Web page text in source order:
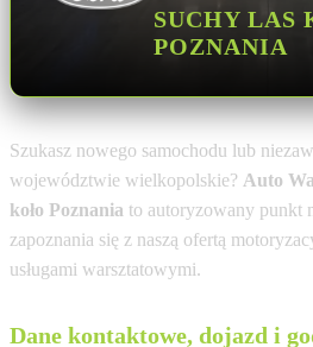
SUCHY LAS
POZNANIA
Szukasz nowego samochodu lub
województwie wielkopolskie? Auto
koło Poznania to autoryzowany punkt
zapoznania się z naszą ofertą
usługami warsztatowymi.
Dane kontaktowe, dojazd i